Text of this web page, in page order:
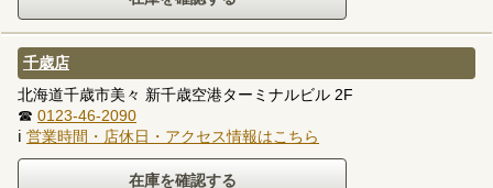
千歳店
北海道千歳市美々 新千歳空港ターミナルビル 2F
☎ 0123-46-2090
ℹ 営業時間・店休日・アクセス情報はこちら